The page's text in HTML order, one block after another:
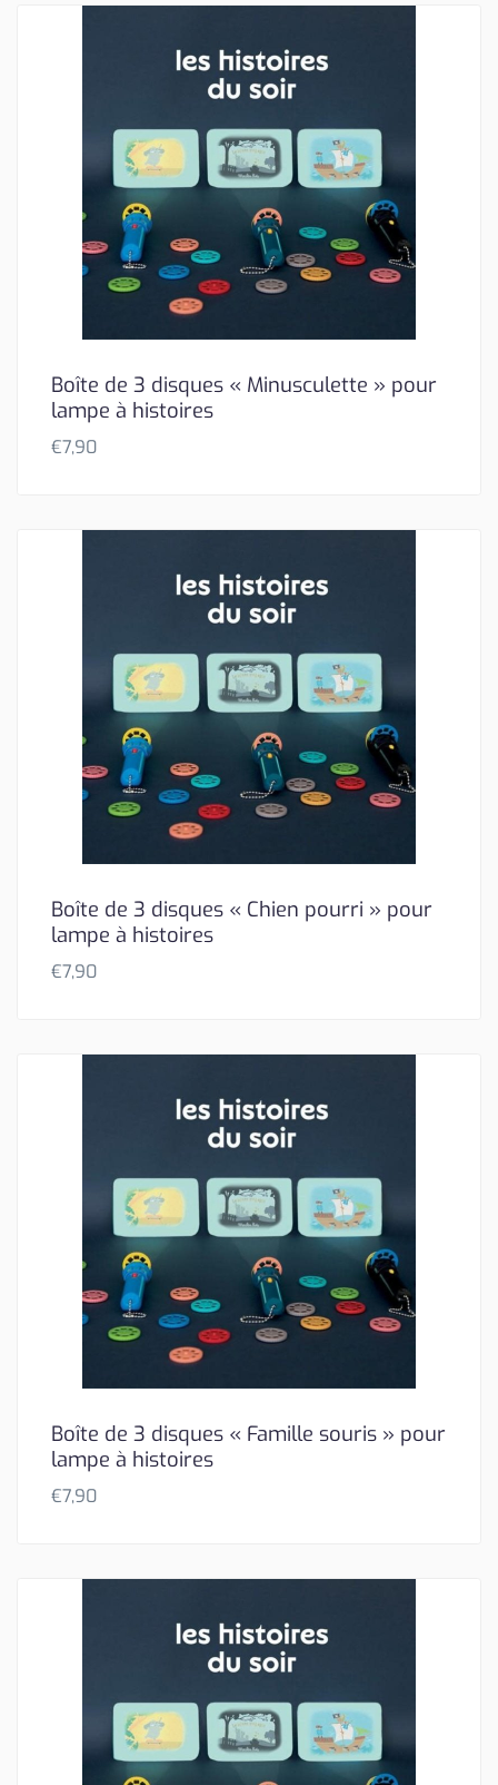
Boîte de 3 disques « Minusculette » pour
lampe à histoires
€7,90
Boîte de 3 disques « Chien pourri » pour
lampe à histoires
€7,90
Boîte de 3 disques « Famille souris » pour
lampe à histoires
€7,90